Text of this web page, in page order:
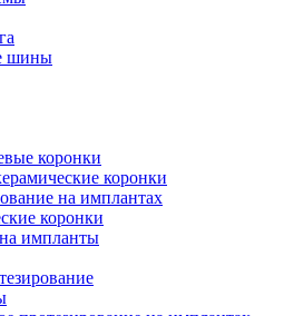
шины
коронки
коронки
на имплантах
коронки
импланты